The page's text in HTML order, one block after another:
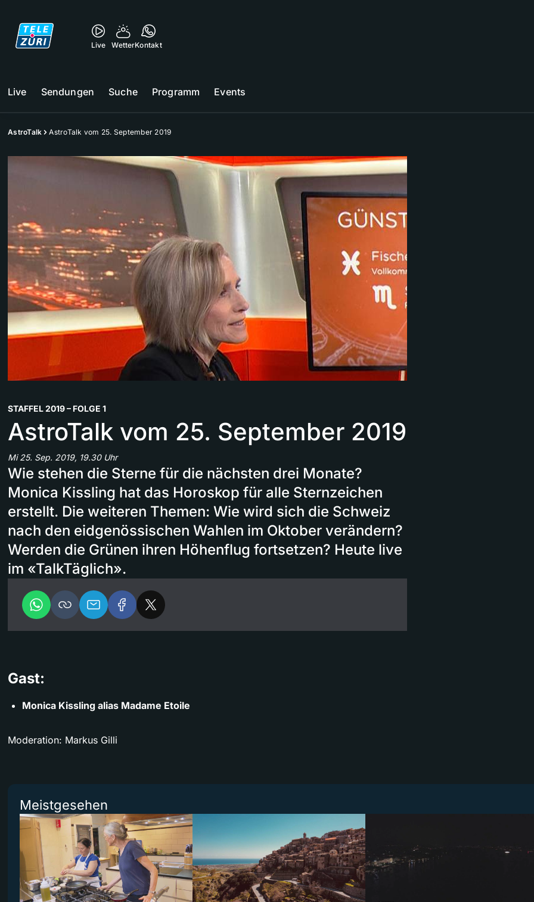
Live WetterKontakt
Live Sendungen Suche Programm Events
AstroTalk AstroTalk vom 25. September 2019
STAFFEL 2019 – FOLGE 1
AstroTalk vom 25. September 2019
Mi 25. Sep. 2019, 19.30 Uhr
Wie stehen die Sterne für die nächsten drei Monate?
Monica Kissling hat das Horoskop für alle Sternzeichen
erstellt. Die weiteren Themen: Wie wird sich die Schweiz
nach den eidgenössischen Wahlen im Oktober verändern?
Werden die Grünen ihren Höhenflug fortsetzen? Heute live
im «TalkTäglich».
Gast:
Monica Kissling alias Madame Etoile
Moderation: Markus Gilli
Meistgesehen